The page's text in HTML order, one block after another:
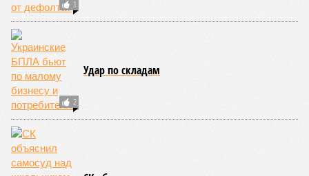
своими европейскими партнёрами могут
инициировать новый проект на территории Армении
подобно трамповскому TRIPP, где будет создана
европейская концессия для управления путями, а
доходы от эксплуатации путей будут делиться плюс-
минус в таком же соотношении, как с американцами
(74% – Вашингтону, 26% – Еревану).
Мирослава Регинская, публицист
– Довольно вероятным представляется вариант
развития событий, при котором после ухода РЖД